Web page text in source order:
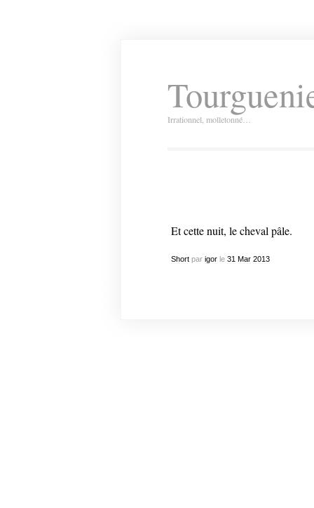
Irrationnel, molletonné…
Et cette nuit, le cheval pâle.
Shortpar igorle 31 Mar 2013